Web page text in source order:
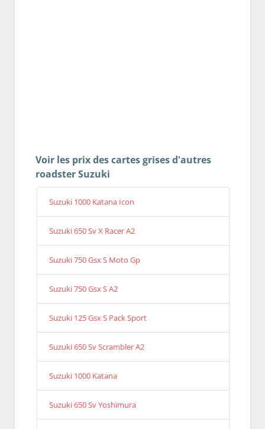
Voir les prix des cartes grises d'autres
roadster Suzuki
Suzuki 1000 Katana Icon
Suzuki 650 Sv X Racer A2
Suzuki 750 Gsx S Moto Gp
Suzuki 750 Gsx S A2
Suzuki 125 Gsx S Pack Sport
Suzuki 650 Sv Scrambler A2
Suzuki 1000 Katana
Suzuki 650 Sv Yoshimura